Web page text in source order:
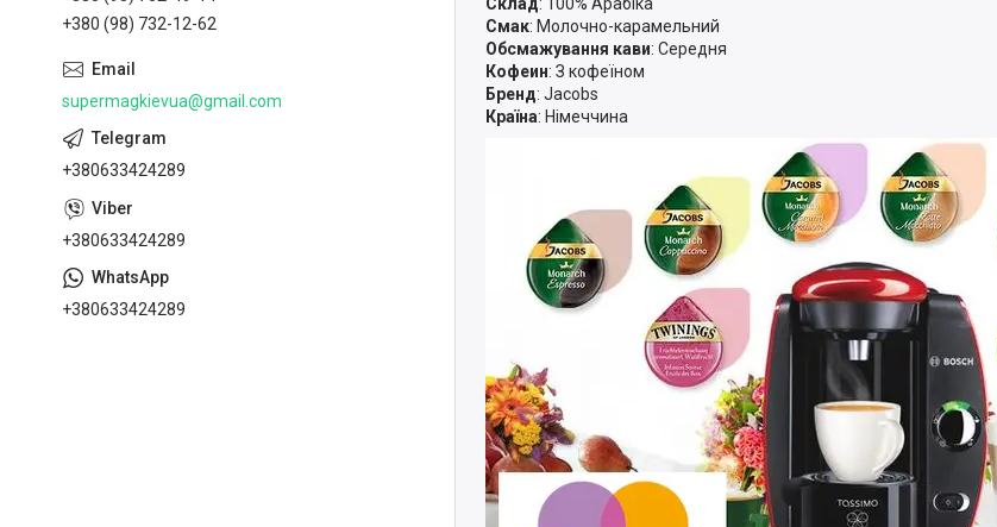
Склад: 100% Арабіка
Смак: Молочно-карамельний
Обсмажування кави: Середня
Кофеин: З кофеїном
Бренд: Jacobs
Країна: Німеччина
+380 (98) 732-12-62
supermagkievua@gmail.com
+380633424289
+380633424289
+380633424289